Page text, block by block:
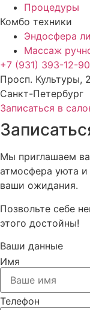
Процедуры
Комбо техники
Эндосфера
Массаж
+7 (931) 393-12-90
Просп. Культуры,
Санкт-Петербург
Записаться в
Мы приглашаем
атмосфера уюта и
ваши ожидания.
Позвольте себе
этого достойны!
Ваши данные
Имя
Телефон